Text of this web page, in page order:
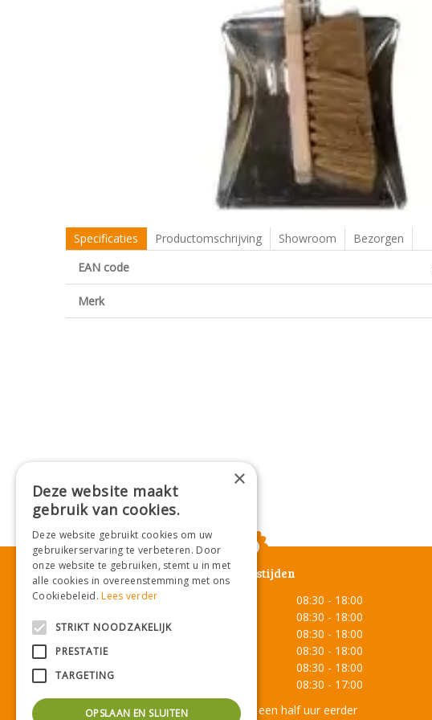
Specificaties Productomschrijving Showroom
Bezorgen
EAN code
Merk
Openingstijden
Maandag
08:30 - 18:00
08:30 - 18:00
Woensdag
08:30 - 18:00
08:30 - 18:00
08:30 - 18:00
08:30 - 17:00
Onze lunchroom sluit een half uur eerder
×
Deze website maakt
gebruik van cookies.
Deze website gebruikt cookies om uw
gebruikerservaring te verbeteren. Door
onze website te gebruiken, stemt u in met
alle cookies in overeenstemming met ons
Cookiebeleid.Lees verder
STRIKT NOODZAKELIJK
PRESTATIE
TARGETING
OPSLAAN EN SLUITEN